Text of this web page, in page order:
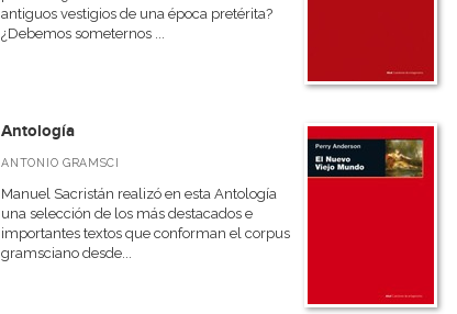
antiguos vestigios de una época pretérita?
¿Debemos someternos ...
Antología
ANTONIO GRAMSCI
Manuel Sacristán realizó en esta Antología
una selección de los más destacados e
importantes textos que conforman el corpus
gramsciano desde...